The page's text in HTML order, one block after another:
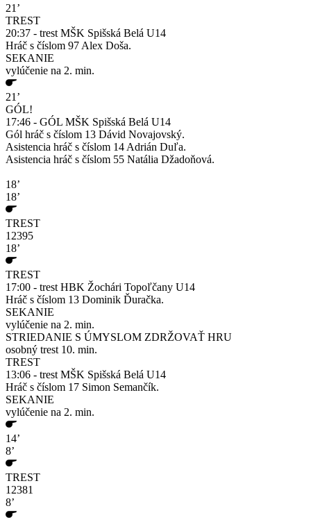
21’
TREST
20:37 - trest MŠK Spišská Belá U14
Hráč s číslom 97 Alex Doša.
SEKANIE
vylúčenie na 2. min.
21’
GÓL!
17:46 - GÓL MŠK Spišská Belá U14
Gól hráč s číslom 13 Dávid Novajovský.
Asistencia hráč s číslom 14 Adrián Duľa.
Asistencia hráč s číslom 55 Natália Džadoňová.
18’
18’
TREST
12395
18’
TREST
17:00 - trest HBK Žochári Topoľčany U14
Hráč s číslom 13 Dominik Ďuračka.
SEKANIE
vylúčenie na 2. min.
STRIEDANIE S ÚMYSLOM ZDRŽOVAŤ HRU
osobný trest 10. min.
TREST
13:06 - trest MŠK Spišská Belá U14
Hráč s číslom 17 Simon Semančík.
SEKANIE
vylúčenie na 2. min.
14’
8’
TREST
12381
8’